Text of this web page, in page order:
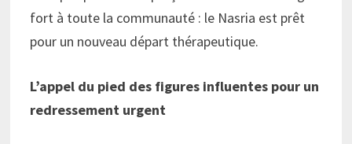
fort à toute la communauté : le Nasria est prêt
pour un nouveau départ thérapeutique.
L’appel du pied des figures influentes pour un
redressement urgent